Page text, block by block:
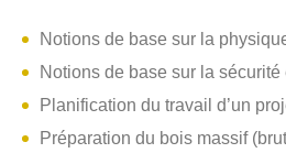
Notions de base sur la
Notions de base sur la sécurité
Planification du travail d’un
Préparation du bois massif